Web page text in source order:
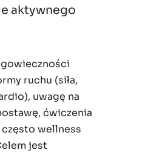
aktywnego
ruchu (siła,
uwagę na
ćwiczenia
wellness
jest